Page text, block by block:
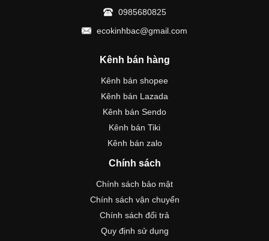
0985680825
ecokinhbac@gmail.com
Kênh bán hàng
Kênh bán shopee
Kênh bán Lazada
Kênh bán Sendo
Kênh bán Tiki
Kênh bán zalo
Chính sách
Chính sách bảo mật
Chính sách vận chuyển
Chính sách đổi trả
Quy định sử dụng